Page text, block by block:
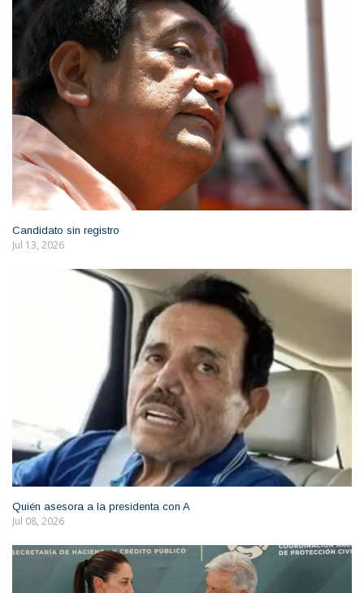
Candidato sin registro
Jul 13, 2026
Quién asesora a la presidenta con A
Jul 08, 2026